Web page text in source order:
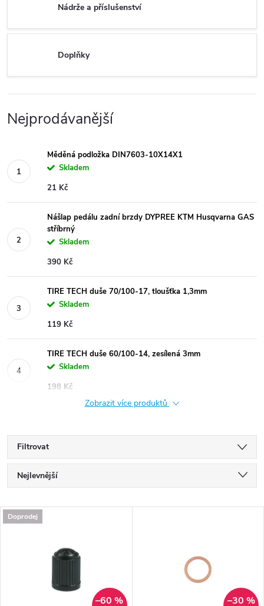
Nádrže a příslušenství
Doplňky
Nejprodávanější
Měděná podložka DIN7603-10X14X1
Skladem
21 Kč
Nášlap pedálu zadní brzdy DYPREE KTM Husqvarna GAS
stříbrný
Skladem
390 Kč
TIRE TECH duše 70/100-17, tloušťka 1,3mm
Skladem
119 Kč
TIRE TECH duše 60/100-14, zesílená 3mm
Skladem
198 Kč
Zobrazit více produktů
Filtrovat
Ř
a
Nejlevnější
Nejprodávanější
V
Doprodej
–60 % –30 %